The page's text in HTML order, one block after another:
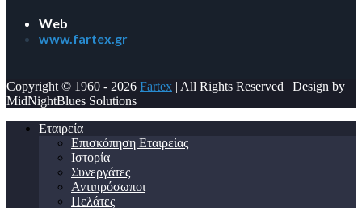
Web
www.fartex.gr
Copyright © 1960 - 2026 Fartex | All Rights Reserved | Design by
MidNightBlues Solutions
Εταιρεία
Επισκόπηση Εταιρείας
Ιστορία
Συνεργάτες
Αντιπρόσωποι
Πελάτες